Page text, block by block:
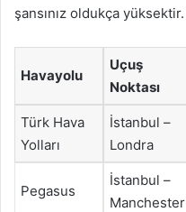
şansınız oldukça yüksektir.
Havayolu
Uçuş
Noktası
Türk Hava
Yolları
İstanbul –
Londra
Pegasus
İstanbul –
Manchester